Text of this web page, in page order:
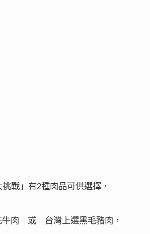
戰」有2種肉品可供選擇，
牛肉 或 台灣上選黑毛豬肉，